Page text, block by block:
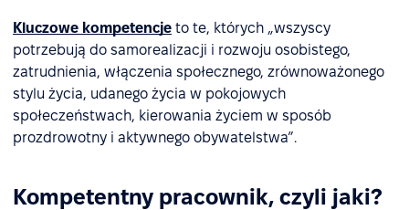
Kluczowe kompetencje to te, których „wszyscy
potrzebują do samorealizacji i rozwoju osobistego,
zatrudnienia, włączenia społecznego, zrównoważonego
stylu życia, udanego życia w pokojowych
społeczeństwach, kierowania życiem w sposób
prozdrowotny i aktywnego obywatelstwa”.
Kompetentny pracownik, czyli jaki?